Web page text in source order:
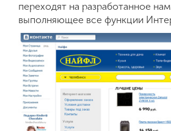
переходят на разработанное
выполняющее все функции